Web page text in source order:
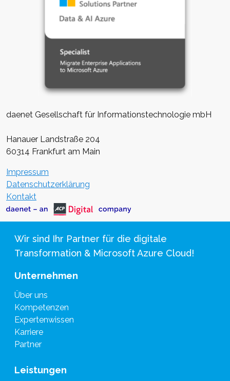
daenet Gesellschaft für Informationstechnologie mbH
Hanauer Landstraße 204
60314 Frankfurt am Main
Impressum
Datenschutzerklärung
Kontakt
Wir sind Ihr Partner für die digitale
Transformation & Microsoft Azure Cloud!
Unternehmen
Über uns
Kompetenzen
Expertenwissen
Karriere
Partner
Leistungen